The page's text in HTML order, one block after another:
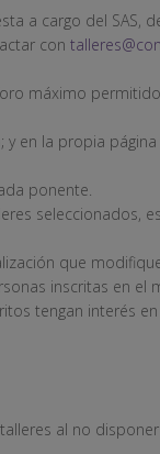
a cargo del SAS,
con
máximo
en la propia
ponente.
seleccionados,
que
inscritas en el
tengan interés
al no